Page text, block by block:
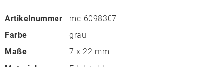
Artikelnummer
mc-6098307
Farbe
grau
Maße
7 x 22 mm